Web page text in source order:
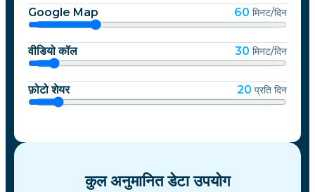
Google Map 60 मिनट/दिन
वीडियो कॉल 30 मिनट/दिन
फ़ोटो शेयर 20 प्रति दिन
कुल अनुमानित डेटा उपयोग